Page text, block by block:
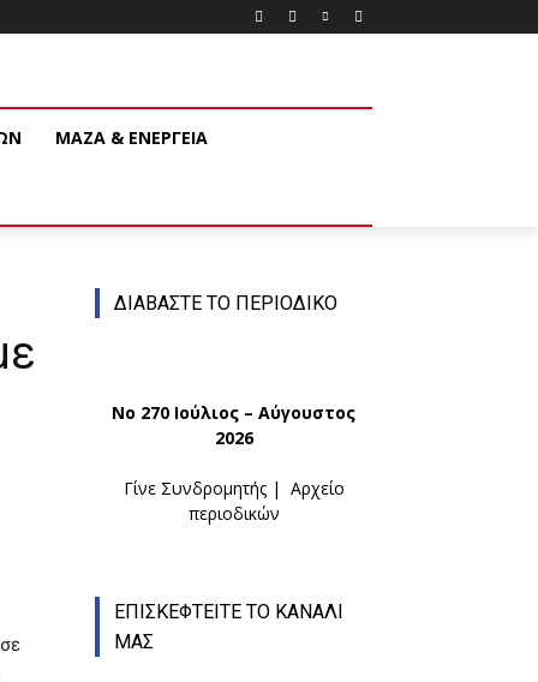
ΜΑΖΑ & ΕΝΕΡΓΕΙΑ
ΔΙΑΒΑΣΤΕ ΤΟ ΠΕΡΙΟΔΙΚΟ
Νο 270 Ιούλιος – Αύγουστος
2026
Γίνε Συνδρομητής| Αρχείο
περιοδικών
ΕΠΙΣΚΕΦΤΕΙΤΕ ΤΟ ΚΑΝΑΛΙ
ΜΑΣ